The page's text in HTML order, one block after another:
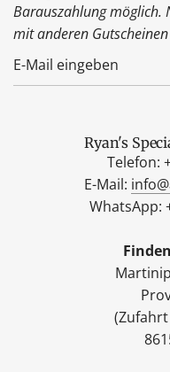
Barauszahlung möglich.
mit anderen
Ryan's
Telefon:
E-Mail:
WhatsApp: